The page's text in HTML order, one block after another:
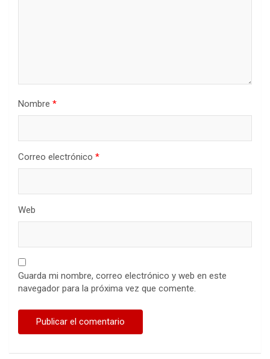
Nombre *
Correo electrónico *
Web
Guarda mi nombre, correo electrónico y web en este
navegador para la próxima vez que comente.